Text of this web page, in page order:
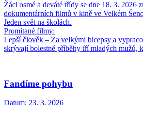
Žáci osmé a deváté třídy se dne 18. 3. 2026
dokumentárních filmů v kině ve Velkém
Jeden svět na školách.
Promítané filmy:
Lepší člověk – Za velkými bicepsy a
skrývají bolestné příběhy tří mladých mužů,
Fandíme pohybu
Datum: 23. 3. 2026